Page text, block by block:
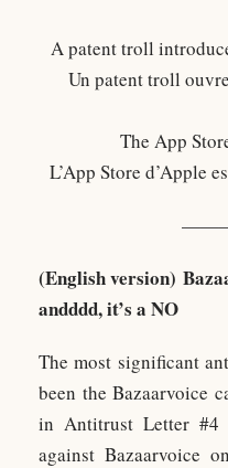
A patent troll
Un patent troll
The App
L’App Store d’Apple
(English version)
andddd, it’s a NO
The most significant
been the Bazaarvoice
in Antitrust Letter #4
against Bazaarvoice